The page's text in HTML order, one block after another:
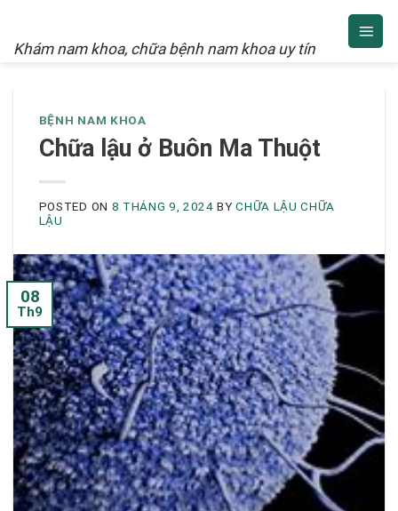
Khám nam khoa, chữa bệnh nam khoa uy tín
BỆNH NAM KHOA
Chữa lậu ở Buôn Ma Thuột
POSTED ON 8 THÁNG 9, 2024 BYCHỮA LẬU CHỮA
LẬU
08
Th9